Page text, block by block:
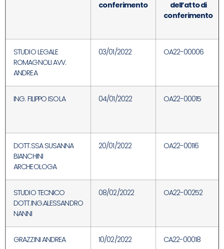
conferimento
dell’atto di
conferimento
STUDIO LEGALE
ROMAGNOLI AVV.
ANDREA
03/01/2022 OA22-00006
ING. FILIPPO ISOLA 04/01/2022 OA22-00015
DOTT.SSA SUSANNA
BIANCHINI
ARCHEOLOGA
20/01/2022 OA22-00116
STUDIO TECNICO
DOTT.ING.ALESSANDRO
NANNI
08/02/2022 OA22-00252
GRAZZINI ANDREA 10/02/2022 CA22-00018